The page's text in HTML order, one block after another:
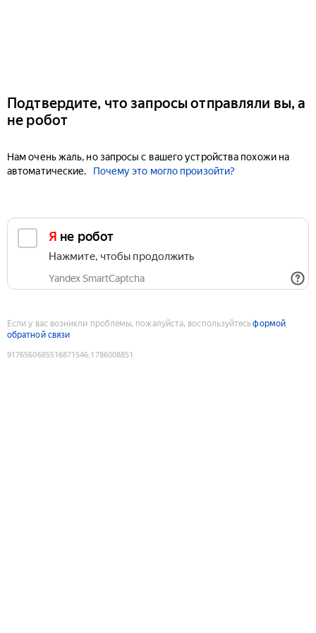
Подтвердите, что запросы отправляли вы, а
не робот
Нам очень жаль, но запросы с вашего устройства похожи на
автоматические.
Почему это могло произойти?
Я не робот
Нажмите, чтобы продолжить
Yandex SmartCaptcha
Если у вас возникли проблемы, пожалуйста, воспользуйтесьформой
обратной связи
9176560685516871546:1786008851